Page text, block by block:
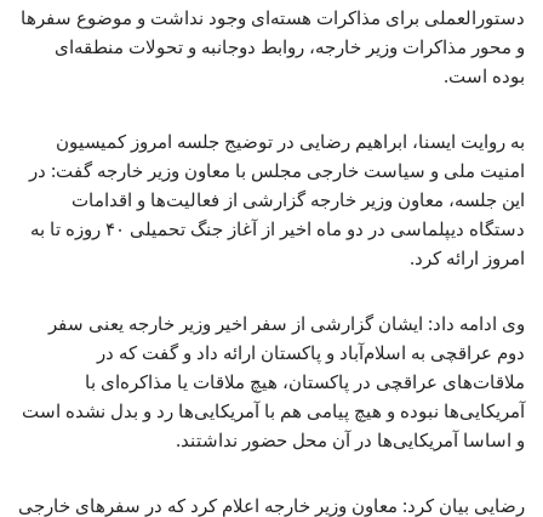
دستورالعملی برای مذاکرات هسته‌ای وجود نداشت و موضوع سفرها
و محور مذاکرات وزیر خارجه، روابط دوجانبه و تحولات منطقه‌ای
بوده است.
به روایت ایسنا، ابراهیم رضایی در توضیج جلسه امروز کمیسیون
امنیت ملی و سیاست خارجی مجلس با معاون وزیر خارجه گفت: در
این جلسه، معاون وزیر خارجه گزارشی از فعالیت‌ها و اقدامات
دستگاه دیپلماسی در دو ماه اخیر از آغاز جنگ تحمیلی ۴۰ روزه تا به
امروز ارائه کرد.
وی ادامه داد: ایشان گزارشی از سفر اخیر وزیر خارجه یعنی سفر
دوم عراقچی به اسلام‌آباد و پاکستان ارائه داد و گفت که در
ملاقات‌های عراقچی در پاکستان، هیچ ملاقات یا مذاکره‌ای با
آمریکایی‌ها نبوده و هیچ پیامی هم با آمریکایی‌ها رد و بدل نشده است
و اساسا آمریکایی‌ها در آن محل حضور نداشتند.
رضایی بیان کرد: معاون وزیر خارجه اعلام کرد که در سفرهای خارجی